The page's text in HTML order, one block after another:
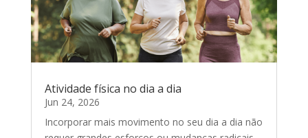
Atividade física no dia a dia
Jun 24, 2026
Incorporar mais movimento no seu dia a dia não